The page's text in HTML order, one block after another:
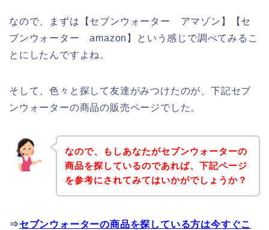
なので、まずは【セブンウォーター アマゾン】【セ
ブンウォーター amazon】という感じで調べてみるこ
とにしたんですよね。
そして、色々と探して友達がみつけたのが、下記セブ
ンウォーターの商品の販売ページでした。
なので、もしあなたがセブンウォーターの
商品を探しているのであれば、下記ページ
を参考にされてみてはいかがでしょうか？
⇒セブンウォーターの商品を探している方は今すぐこ